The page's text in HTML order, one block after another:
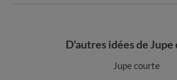
D'autres idées de
Jupe courte